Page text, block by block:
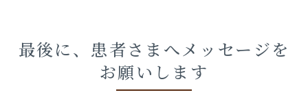
最後に、患者さまへメッセージを
お願いします